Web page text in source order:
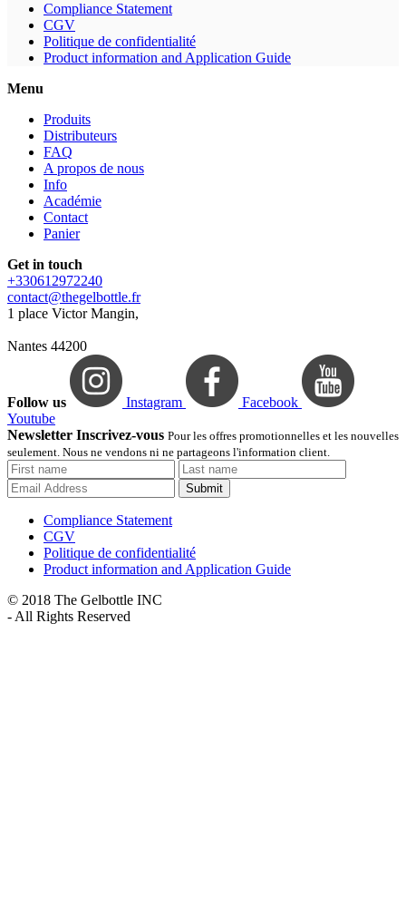
Compliance Statement
CGV
Politique de confidentialité
Product information and Application Guide
Menu
Produits
Distributeurs
FAQ
A propos de nous
Info
Académie
Contact
Panier
Get in touch
+330612972240
contact@thegelbottle.fr
1 place Victor Mangin,
Nantes 44200
Follow us Instagram
Facebook
Youtube
Newsletter Inscrivez-vous Pour les offres promotionnelles et les nouvelles
seulement. Nous ne vendons ni ne partageons l'information client.
Submit
Compliance Statement
CGV
Politique de confidentialité
Product information and Application Guide
© 2018 The Gelbottle INC
- All Rights Reserved